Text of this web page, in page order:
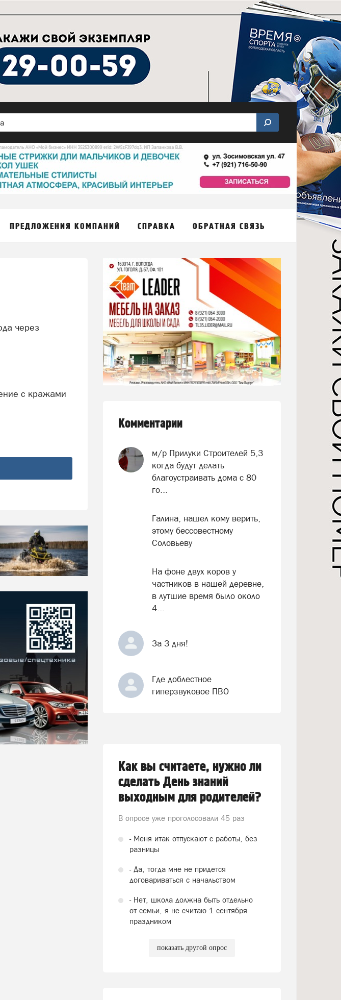
ПРЕДЛОЖЕНИЯ КОМПАНИЙ СПРАВКА ОБРАТНАЯ СВЯЗЬ
Комментарии
м/р Прилуки Строителей 5,3
когда будут делать
благоустраивать дома с 80
го...
Галина, нашел кому верить,
этому бессовестному
Соловьеву
На фоне двух коров у
частников в нашей деревне,
в лутшие время было около
4...
За 3 дня!
Где доблестное
гиперзвуковое ПВО
Как вы считаете, нужно ли
сделать День знаний
выходным для родителей?
В опросе уже проголосовали 45 раз
- Меня итак отпускают с работы, без
разницы
- Да, тогда мне не придется
договариваться с начальством
- Нет, школа должна быть отдельно
от семьи, я не считаю 1 сентября
праздником
показать другой опрос